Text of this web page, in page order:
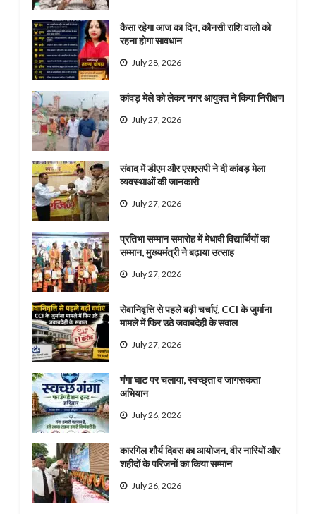
कैसा रहेगा आज का दिन, कौनसी राशि वालो को
रहना होगा सावधान
July 28, 2026
कांवड़ मेले को लेकर नगर आयुक्त ने किया निरीक्षण
July 27, 2026
संवाद में डीएम और एसएसपी ने दी कांवड़ मेला
व्यवस्थाओं की जानकारी
July 27, 2026
प्रतिभा सम्मान समारोह में मेधावी विद्यार्थियों का
सम्मान, मुख्यमंत्री ने बढ़ाया उत्साह
July 27, 2026
सेवानिवृत्ति से पहले बढ़ी चर्चाएं, CCI के जुर्माना
मामले में फिर उठे जवाबदेही के सवाल
July 27, 2026
गंगा घाट पर चलाया, स्वच्छ्ता व जागरूकता
अभियान
July 26, 2026
कारगिल शौर्य दिवस का आयोजन, वीर नारियों और
शहीदों के परिजनों का किया सम्मान
July 26, 2026